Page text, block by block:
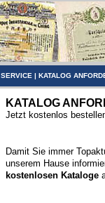
SERVICE | KATALOG
KATALOG
Jetzt kostenlos
Damit Sie immer
unserem Hause
kostenlosen Kataloge